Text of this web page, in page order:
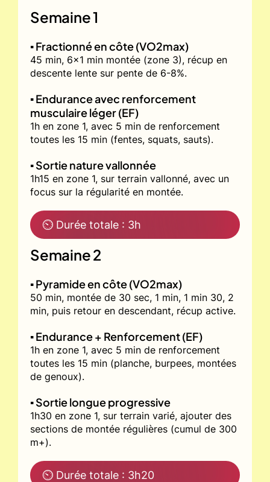
Semaine 1
▪️ Fractionné en côte (VO2max)
45 min, 6x1 min montée (zone 3), récup en
descente lente sur pente de 6-8%.
▪️ Endurance avec renforcement
musculaire léger (EF)
1h en zone 1, avec 5 min de renforcement
toutes les 15 min (fentes, squats, sauts).
▪️ Sortie nature vallonnée
1h15 en zone 1, sur terrain vallonné, avec un
focus sur la régularité en montée.
⏲ Durée totale : 3h
Semaine 2
▪️ Pyramide en côte (VO2max)
50 min, montée de 30 sec, 1 min, 1 min 30, 2
min, puis retour en descendant, récup active.
▪️ Endurance + Renforcement (EF)
1h en zone 1, avec 5 min de renforcement
toutes les 15 min (planche, burpees, montées
de genoux).
▪️ Sortie longue progressive
1h30 en zone 1, sur terrain varié, ajouter des
sections de montée régulières (cumul de 300
m+).
⏲ Durée totale : 3h20